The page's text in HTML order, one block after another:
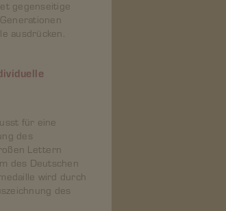
gegenseitige
ausdrücken.
für eine
des
Lettern
des Deutschen
wird durch
des